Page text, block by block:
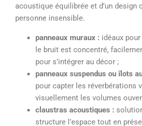
acoustique équilibrée et d’un design
personne insensible.
panneaux muraux : idéaux
le bruit est concentré,
pour s’intégrer au décor ;
panneaux suspendus ou îlots
pour capter les réverbérations
visuellement les volumes
claustras acoustiques :
structure l’espace tout en